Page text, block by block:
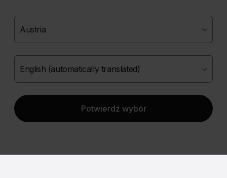
Potwierdź wybór
Pobierz naszą aplikację
Copyright © 2026 Onlybio.life. Wszystkie prawa